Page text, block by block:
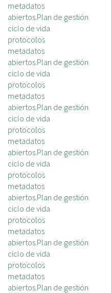
metadatos
abiertos.Plan de gestión
ciclo de vida
protocolos
metadatos
abiertos.Plan de gestión
ciclo de vida
protocolos
metadatos
abiertos.Plan de gestión
ciclo de vida
protocolos
metadatos
abiertos.Plan de gestión
ciclo de vida
protocolos
metadatos
abiertos.Plan de gestión
ciclo de vida
protocolos
metadatos
abiertos.Plan de gestión
ciclo de vida
protocolos
metadatos
abiertos.Plan de gestión